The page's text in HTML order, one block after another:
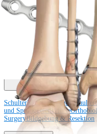
Operationsverfahren
Knie Ellenbogen
und Sprunggelenk
TraumaHüfte
Wirbelsäule
Produkt
SchulterKnie Ellenbogen
und Sprunggelenk Hüfte
SurgeryBildgebung & Resektion